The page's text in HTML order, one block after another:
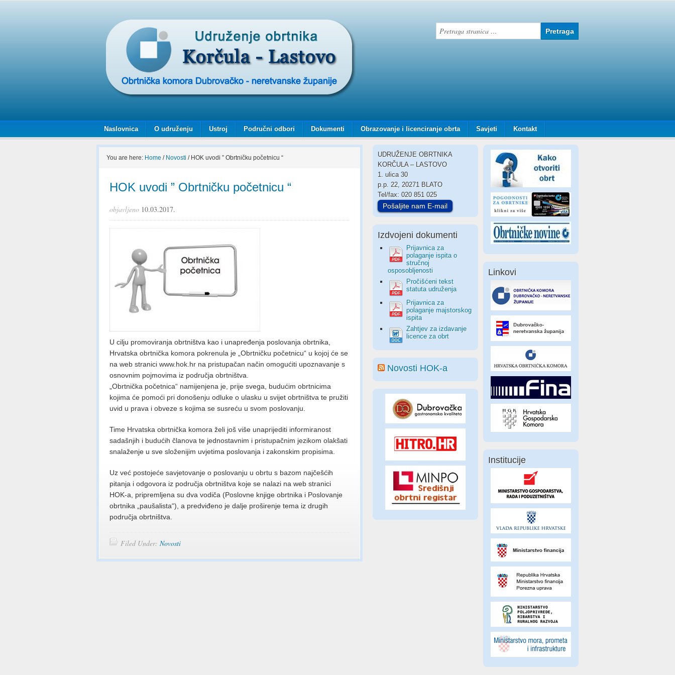
Naslovnica O udruženju Ustroj Područni odbori Dokumenti Obrazovanje i licenciranje obrta Savjeti Kontakt
You are here: Home / Novosti /HOK uvodi ” Obrtničku početnicu “
HOK uvodi ” Obrtničku početnicu “
objavljeno 10.03.2017.
U cilju promoviranja obrtništva kao i unapređenja poslovanja obrtnika,
Hrvatska obrtnička komora pokrenula je „Obrtničku početnicu“ u kojoj će se
na web stranici www.hok.hr na pristupačan način omogućiti upoznavanje s
osnovnim pojmovima iz područja obrtništva.
„Obrtnička početnica“ namijenjena je, prije svega, budućim obrtnicima
kojima će pomoći pri donošenju odluke o ulasku u svijet obrtništva te pružiti
uvid u prava i obveze s kojima se susreću u svom poslovanju.
Time Hrvatska obrtnička komora želi još više unaprijediti informiranost
sadašnjih i budućih članova te jednostavnim i pristupačnim jezikom olakšati
snalaženje u sve složenijim uvjetima poslovanja i zakonskim propisima.
Uz već postojeće savjetovanje o poslovanju u obrtu s bazom najčešćih
pitanja i odgovora iz područja obrtništva koje se nalazi na web stranici
HOK-a, pripremljena su dva vodiča (Poslovne knjige obrtnika i Poslovanje
obrtnika „paušalista“), a predviđeno je dalje proširenje tema iz drugih
područja obrtništva.
Filed Under: Novosti
UDRUŽENJE OBRTNIKA
KORČULA – LASTOVO
1. ulica 30
p.p. 22, 20271 BLATO
Tel/fax: 020 851 025
Pošaljite nam E-mail
Izdvojeni dokumenti
Prijavnica za
polaganje ispita o
stručnoj
osposobljenosti
Pročišćeni tekst
statuta udruženja
Prijavnica za
polaganje majstorskog
ispita
Zahtjev za izdavanje
licence za obrt
Novosti HOK-a
Linkovi
Institucije